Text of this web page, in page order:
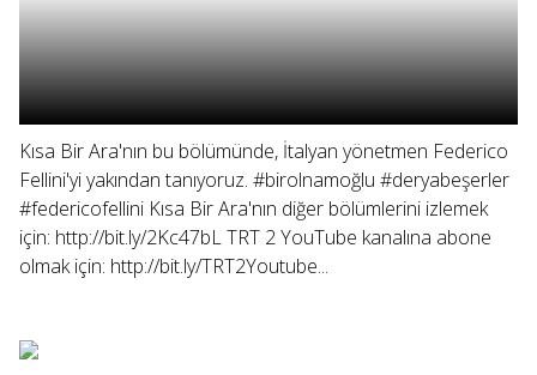
Kısa Bir Ara'nın bu bölümünde, İtalyan yönetmen Federico
Fellini'yi yakından tanıyoruz. #birolnamoğlu #deryabeşerler
#federicofellini Kısa Bir Ara'nın diğer bölümlerini izlemek
için: http://bit.ly/2Kc47bL TRT 2 YouTube kanalına abone
olmak için: http://bit.ly/TRT2Youtube...